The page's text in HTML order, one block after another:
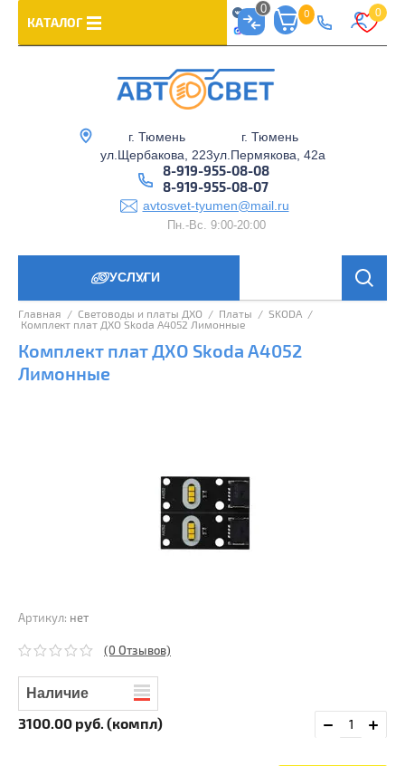
КАТАЛОГ
0 0 0
г. Тюмень
ул.Щербакова, 223
г. Тюмень
ул.Пермякова, 42а
8-919-955-08-08
8-919-955-08-07
avtosvet-tyumen@mail.ru
Пн.-Вс. 9:00-20:00
УСЛУГИ
>
Главная
  /
Световоды и платы ДХО
  /
Платы
  /
SKODA
  /
Комплект плат ДХО Skoda A4052 Лимонные
Комплект плат ДХО Skoda A4052
Лимонные
Артикул: нет
(0 Отзывов)
Наличие
3100.00 руб. (компл)